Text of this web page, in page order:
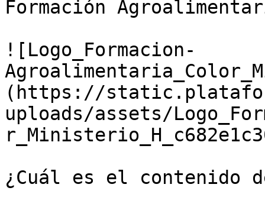
Formación
![Logo_Formacion-
(https://
uploads/assets/
¿Cuál es el contenido